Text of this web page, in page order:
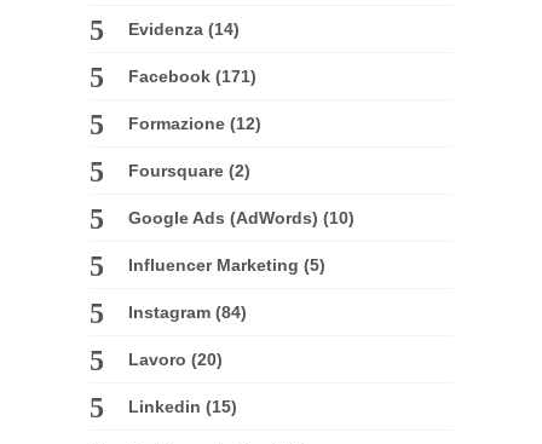
Evidenza (14)
Facebook (171)
Formazione (12)
Foursquare (2)
Google Ads (AdWords) (10)
Influencer Marketing (5)
Instagram (84)
Lavoro (20)
Linkedin (15)